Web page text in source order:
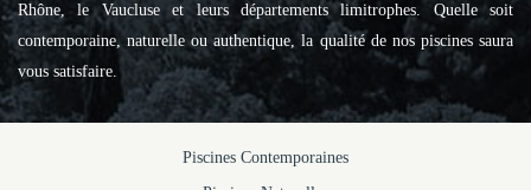
Rhône, le Vaucluse et leurs départements limitrophes. Quelle soit
contemporaine, naturelle ou authentique, la qualité de nos piscines saura
vous satisfaire.
Piscines Contemporaines